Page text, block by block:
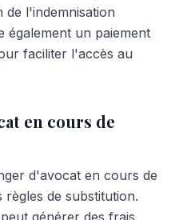
l'indemnisation
également un paiement
faciliter l'accès au
en cours de
d'avocat en cours de
de substitution.
générer des frais